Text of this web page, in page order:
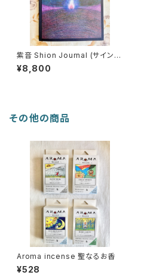
紫音 Shion Journal (サイン
本)
¥8,800
その他の商品
Aroma incense 聖なるお香
¥528